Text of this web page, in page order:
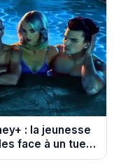
: la jeunesse
face à un tueur